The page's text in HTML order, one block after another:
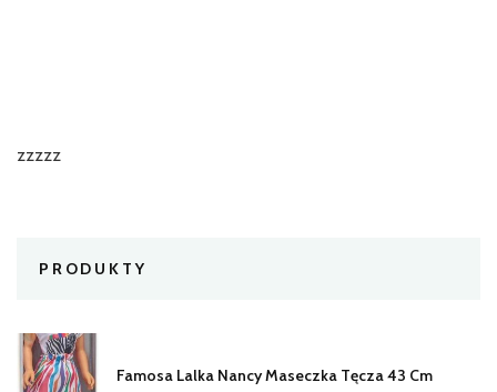
zzzzz
PRODUKTY
Famosa Lalka Nancy Maseczka Tęcza 43 Cm